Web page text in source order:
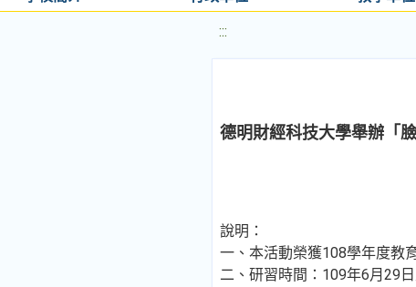
:::
德明財經科技大學舉辦「
說明：
一、本活動榮獲108學年度教
二、研習時間：109年6月29